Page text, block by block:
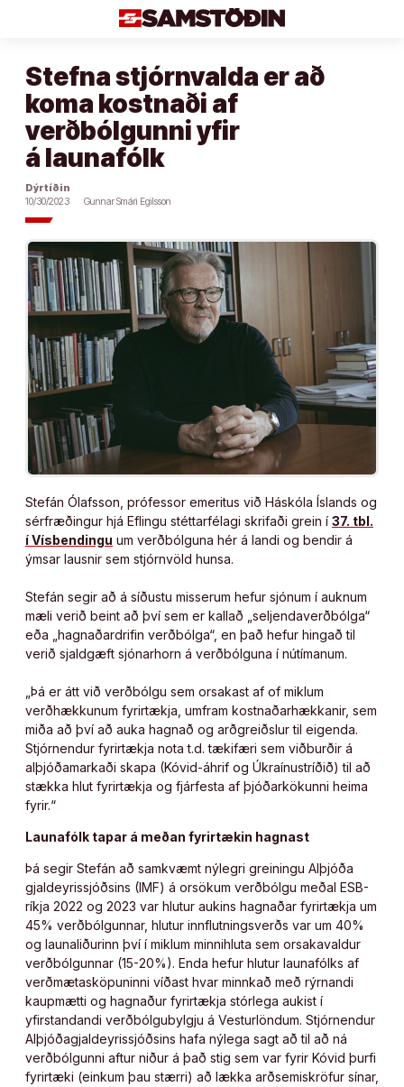
Stefna stjórnvalda er að
koma kostnaði af
verðbólgunni yfir
á launafólk
Dýrtíðin
10/30/2023
Gunnar Smári Egilsson
Stefán Ólafsson, prófessor emeritus við Háskóla Íslands og
sérfræðingur hjá Eflingu stéttarfélagi skrifaði grein í 37. tbl.
í Vísbendingu um verðbólguna hér á landi og bendir á
ýmsar lausnir sem stjórnvöld hunsa.
Stefán segir að á síðustu misserum hefur sjónum í auknum
mæli verið beint að því sem er kallað „seljendaverðbólga“
eða „hagnaðardrifin verðbólga“, en það hefur hingað til
verið sjaldgæft sjónarhorn á verðbólguna í nútímanum.
„Þá er átt við verðbólgu sem orsakast af of miklum
verðhækkunum fyrirtækja, umfram kostnaðarhækkanir, sem
miða að því að auka hagnað og arðgreiðslur til eigenda.
Stjórnendur fyrirtækja nota t.d. tækifæri sem viðburðir á
alþjóðamarkaði skapa (Kóvid-áhrif og Úkraínustríðið) til að
stækka hlut fyrirtækja og fjárfesta af þjóðarkökunni heima
fyrir.“
Launafólk tapar á meðan fyrirtækin hagnast
Þá segir Stefán að samkvæmt nýlegri greiningu Alþjóða
gjaldeyrissjóðsins (IMF) á orsökum verðbólgu meðal ESB-
ríkja 2022 og 2023 var hlutur aukins hagnaðar fyrirtækja um
45% verðbólgunnar, hlutur innflutningsverðs var um 40%
og launaliðurinn því í miklum minnihluta sem orsakavaldur
verðbólgunnar (15-20%). Enda hefur hlutur launafólks af
verðmætasköpuninni víðast hvar minnkað með rýrnandi
kaupmætti og hagnaður fyrirtækja stórlega aukist í
yfirstandandi verðbólgubylgju á Vesturlöndum. Stjórnendur
Alþjóðagjaldeyrissjóðsins hafa nýlega sagt að til að ná
verðbólgunni aftur niður á það stig sem var fyrir Kóvid þurfi
fyrirtæki (einkum þau stærri) að lækka arðsemiskröfur sínar,